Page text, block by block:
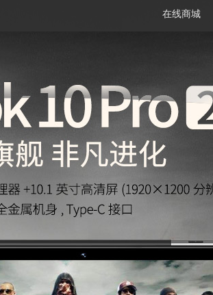
在线商城
笔记本 平板电脑 一体机